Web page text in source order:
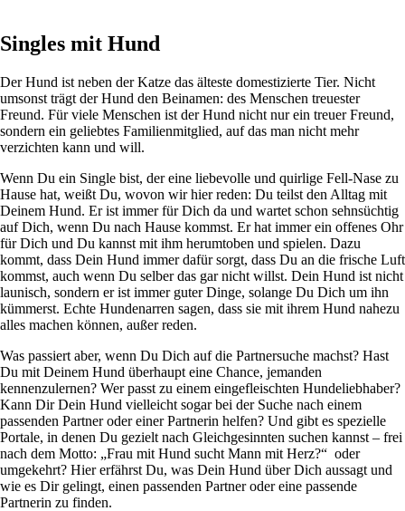
Singles mit Hund
Der Hund ist neben der Katze das älteste domestizierte Tier. Nicht
umsonst trägt der Hund den Beinamen: des Menschen treuester
Freund. Für viele Menschen ist der Hund nicht nur ein treuer Freund,
sondern ein geliebtes Familienmitglied, auf das man nicht mehr
verzichten kann und will.
Wenn Du ein Single bist, der eine liebevolle und quirlige Fell-Nase zu
Hause hat, weißt Du, wovon wir hier reden: Du teilst den Alltag mit
Deinem Hund. Er ist immer für Dich da und wartet schon sehnsüchtig
auf Dich, wenn Du nach Hause kommst. Er hat immer ein offenes Ohr
für Dich und Du kannst mit ihm herumtoben und spielen. Dazu
kommt, dass Dein Hund immer dafür sorgt, dass Du an die frische Luft
kommst, auch wenn Du selber das gar nicht willst. Dein Hund ist nicht
launisch, sondern er ist immer guter Dinge, solange Du Dich um ihn
kümmerst. Echte Hundenarren sagen, dass sie mit ihrem Hund nahezu
alles machen können, außer reden.
Was passiert aber, wenn Du Dich auf die Partnersuche machst? Hast
Du mit Deinem Hund überhaupt eine Chance, jemanden
kennenzulernen? Wer passt zu einem eingefleischten Hundeliebhaber?
Kann Dir Dein Hund vielleicht sogar bei der Suche nach einem
passenden Partner oder einer Partnerin helfen? Und gibt es spezielle
Portale, in denen Du gezielt nach Gleichgesinnten suchen kannst – frei
nach dem Motto: „Frau mit Hund sucht Mann mit Herz?“ oder
umgekehrt? Hier erfährst Du, was Dein Hund über Dich aussagt und
wie es Dir gelingt, einen passenden Partner oder eine passende
Partnerin zu finden.